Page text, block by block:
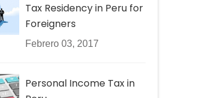
Tax Residency in Peru for
Foreigners
Febrero 03, 2017
Personal Income Tax in